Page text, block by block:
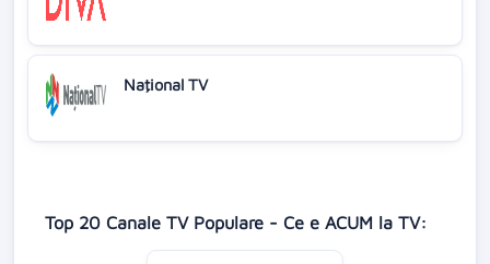
Naţional TV
Top 20 Canale TV Populare - Ce e ACUM la TV: